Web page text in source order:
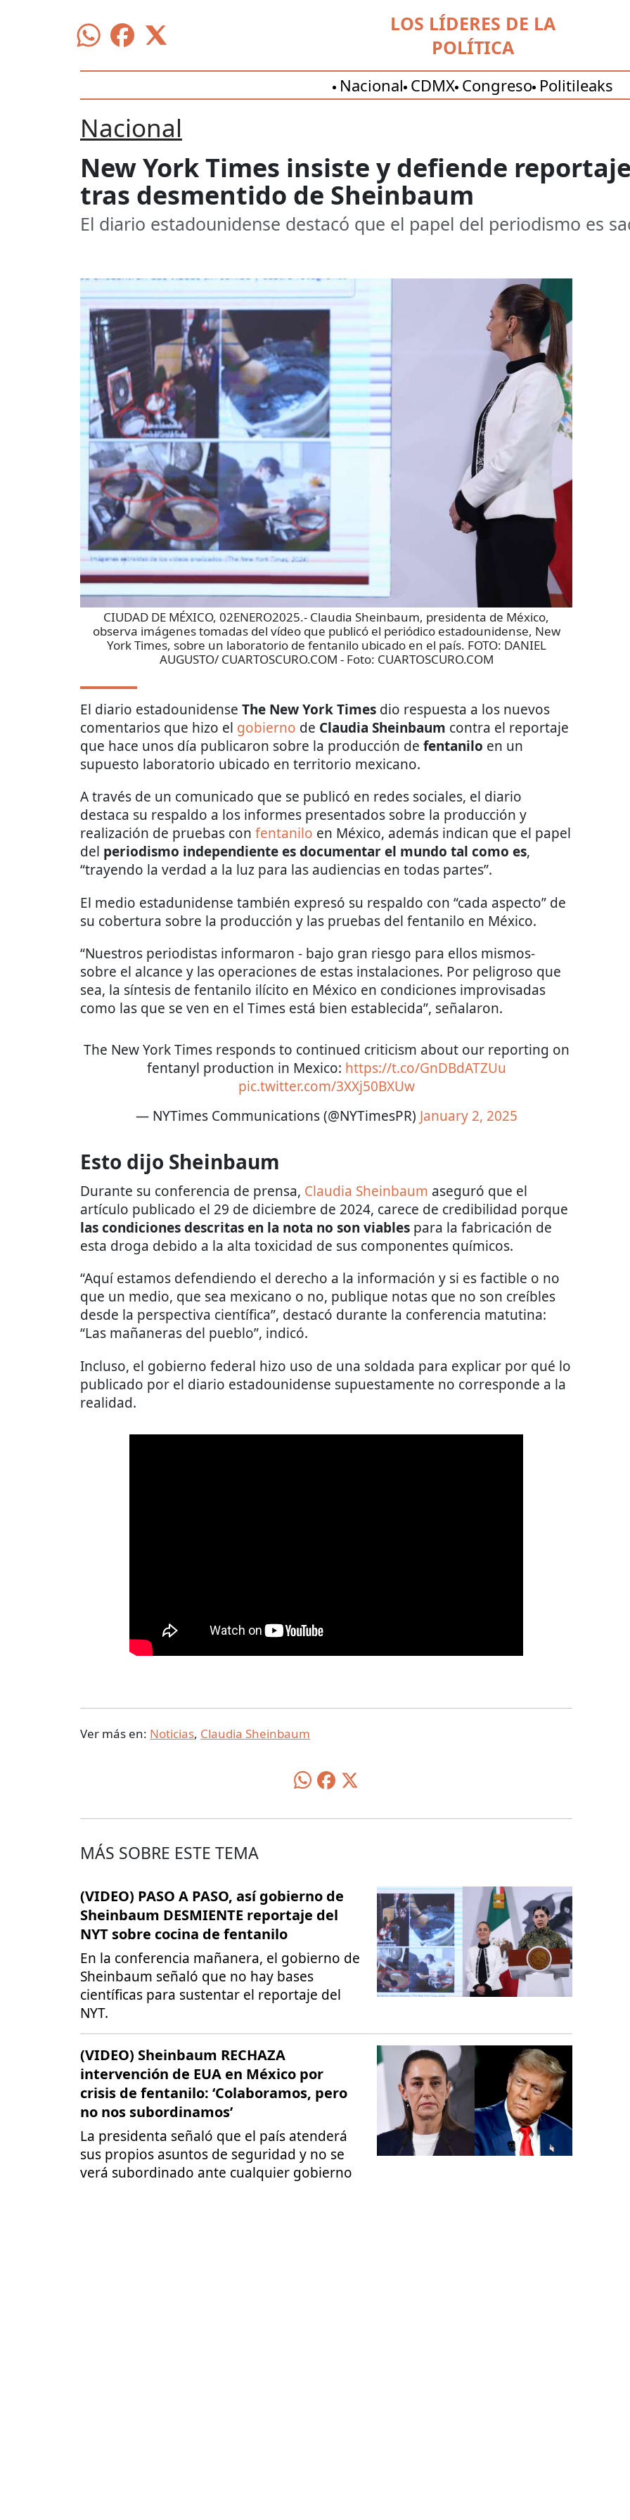
LOS LÍDERES DE LA
POLÍTICA
Nacional CDMX Congreso Politileaks
Nacional
New York Times insiste y defiende
tras desmentido de Sheinbaum
El diario estadounidense destacó que el papel del periodismo es
CIUDAD DE MÉXICO, 02ENERO2025.- Claudia Sheinbaum, presidenta de México,
observa imágenes tomadas del vídeo que publicó el periódico estadounidense, New
York Times, sobre un laboratorio de fentanilo ubicado en el país. FOTO: DANIEL
AUGUSTO/ CUARTOSCURO.COM - Foto: CUARTOSCURO.COM
El diario estadounidense The New York Times dio respuesta a los nuevos
comentarios que hizo el gobierno de Claudia Sheinbaum contra el reportaje
que hace unos día publicaron sobre la producción de fentanilo en un
supuesto laboratorio ubicado en territorio mexicano.
A través de un comunicado que se publicó en redes sociales, el diario
destaca su respaldo a los informes presentados sobre la producción y
realización de pruebas con fentanilo en México, además indican que el papel
del periodismo independiente es documentar el mundo tal como es,
“trayendo la verdad a la luz para las audiencias en todas partes”.
El medio estadunidense también expresó su respaldo con “cada aspecto” de
su cobertura sobre la producción y las pruebas del fentanilo en México.
“Nuestros periodistas informaron - bajo gran riesgo para ellos mismos-
sobre el alcance y las operaciones de estas instalaciones. Por peligroso que
sea, la síntesis de fentanilo ilícito en México en condiciones improvisadas
como las que se ven en el Times está bien establecida”, señalaron.
The New York Times responds to continued criticism about our reporting on
fentanyl production in Mexico: https://t.co/GnDBdATZUu
pic.twitter.com/3XXj50BXUw
— NYTimes Communications (@NYTimesPR) January 2, 2025
Esto dijo Sheinbaum
Durante su conferencia de prensa, Claudia Sheinbaum aseguró que el
artículo publicado el 29 de diciembre de 2024, carece de credibilidad porque
las condiciones descritas en la nota no son viables para la fabricación de
esta droga debido a la alta toxicidad de sus componentes químicos.
“Aquí estamos defendiendo el derecho a la información y si es factible o no
que un medio, que sea mexicano o no, publique notas que no son creíbles
desde la perspectiva científica”, destacó durante la conferencia matutina:
“Las mañaneras del pueblo”, indicó.
Incluso, el gobierno federal hizo uso de una soldada para explicar por qué lo
publicado por el diario estadounidense supuestamente no corresponde a la
realidad.
Ver más en: Noticias, Claudia Sheinbaum
MÁS SOBRE ESTE TEMA
(VIDEO) PASO A PASO, así gobierno de
Sheinbaum DESMIENTE reportaje del
NYT sobre cocina de fentanilo
En la conferencia mañanera, el gobierno de
Sheinbaum señaló que no hay bases
científicas para sustentar el reportaje del
NYT.
(VIDEO) Sheinbaum RECHAZA
intervención de EUA en México por
crisis de fentanilo: ‘Colaboramos, pero
no nos subordinamos’
La presidenta señaló que el país atenderá
sus propios asuntos de seguridad y no se
verá subordinado ante cualquier gobierno